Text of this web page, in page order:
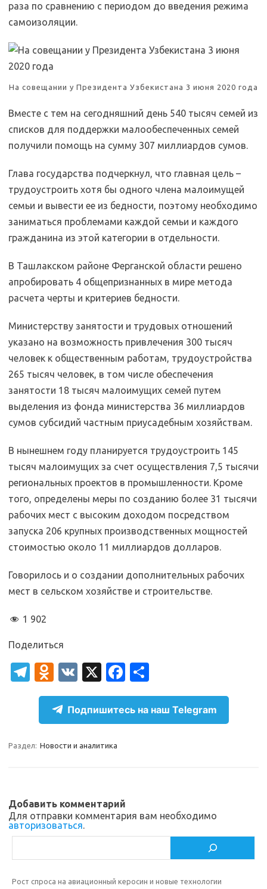
раза по сравнению с периодом до введения режима
самоизоляции.
На совещании у Президента Узбекистана 3 июня 2020 года
Вместе с тем на сегодняшний день 540 тысяч семей из
списков для поддержки малообеспеченных семей
получили помощь на сумму 307 миллиардов сумов.
Глава государства подчеркнул, что главная цель –
трудоустроить хотя бы одного члена малоимущей
семьи и вывести ее из бедности, поэтому необходимо
заниматься проблемами каждой семьи и каждого
гражданина из этой категории в отдельности.
В Ташлакском районе Ферганской области решено
апробировать 4 общепризнанных в мире метода
расчета черты и критериев бедности.
Министерству занятости и трудовых отношений
указано на возможность привлечения 300 тысяч
человек к общественным работам, трудоустройства
265 тысяч человек, в том числе обеспечения
занятости 18 тысяч малоимущих семей путем
выделения из фонда министерства 36 миллиардов
сумов субсидий частным приусадебным хозяйствам.
В нынешнем году планируется трудоустроить 145
тысяч малоимущих за счет осуществления 7,5 тысячи
региональных проектов в промышленности. Кроме
того, определены меры по созданию более 31 тысячи
рабочих мест с высоким доходом посредством
запуска 206 крупных производственных мощностей
стоимостью около 11 миллиардов долларов.
Говорилось и о создании дополнительных рабочих
мест в сельском хозяйстве и строительстве.
1 902
Поделиться
T
el
gr
a
O
d
n
o
kl
ik
i
V
K
X
Fa
c
e
b
т
п
р
ь
Подпишитесь на наш Telegram
Раздел: Новости и аналитика
Добавить комментарий
Для отправки комментария вам необходимо
авторизоваться.
Рост спроса на авиационный керосин и новые технологии